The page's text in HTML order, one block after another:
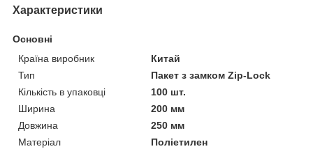
Характеристики
Основні
Країна виробник
Китай
Тип
Пакет з замком Zip-Lock
Кількість в упаковці
100 шт.
Ширина
200 мм
Довжина
250 мм
Матеріал
Поліетилен